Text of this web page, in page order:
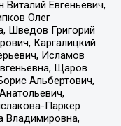
Евгеньевич,
Олег
Шведов Григорий
Каргалицкий
Исламов
Щаров
Альбертович,
Паркер
Владимировна,